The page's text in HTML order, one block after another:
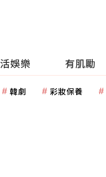
娛樂 有肌勵
韓劇 彩妝保養